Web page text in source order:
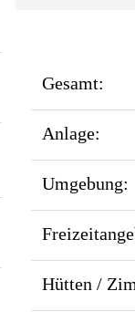
Gesamt:
Anlage:
Umgebung:
Hütten /